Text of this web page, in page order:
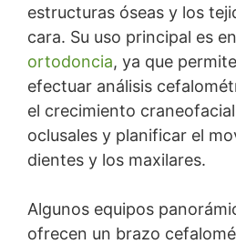
estructuras óseas y los
cara. Su uso principal es
ortodoncia, ya que
efectuar análisis
el crecimiento
oclusales y planificar el
dientes y los maxilares.
Algunos equipos
ofrecen un brazo